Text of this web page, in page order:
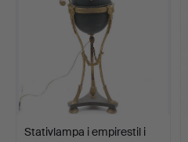
Stativlampa i empirestil i